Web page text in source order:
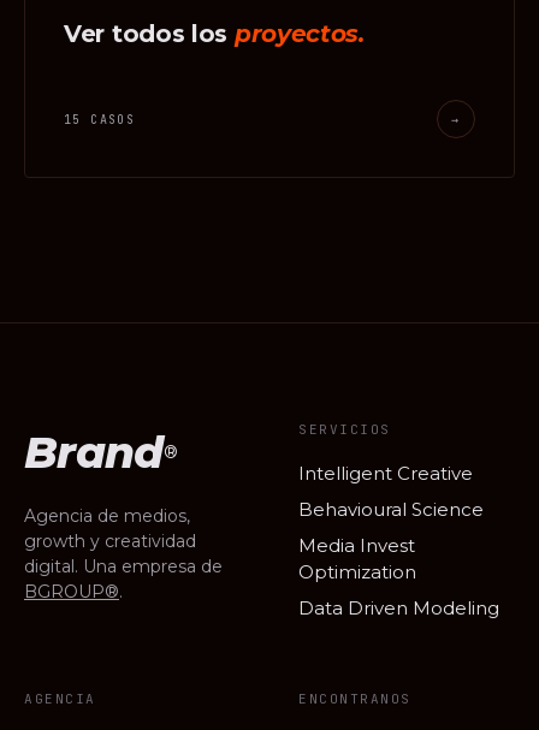
Ver todos los proyectos.
15 CASOS →
Brand®
Agencia de medios,
growth y creatividad
digital. Una empresa de
BGROUP®.
SERVICIOS
Intelligent Creative
Behavioural Science
Media Invest
Optimization
Data Driven Modeling
AGENCIA ENCONTRANOS